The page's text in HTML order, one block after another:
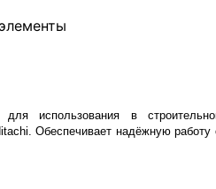
для использования в
Обеспечивает надёжную